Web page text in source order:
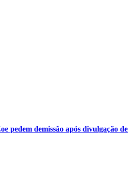
pedem demissão após divulgação de